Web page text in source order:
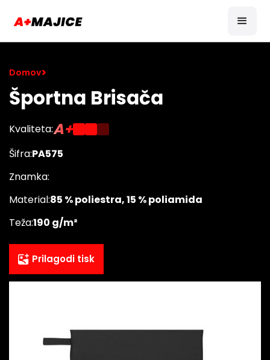
Domov>
Športna Brisača
Kvaliteta:A+
Šifra:PA575
Znamka:
Material:85 % poliestra, 15 % poliamida
Teža:190 g/m²
Prilagodi tisk